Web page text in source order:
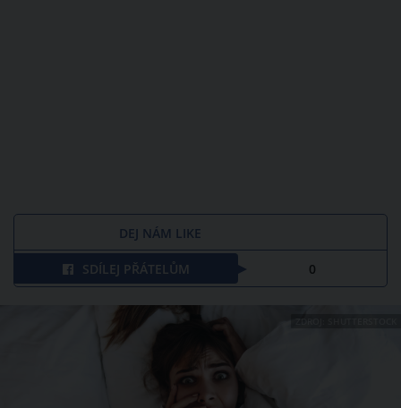
DEJ NÁM LIKE
SDÍLEJ PŘÁTELŮM 0